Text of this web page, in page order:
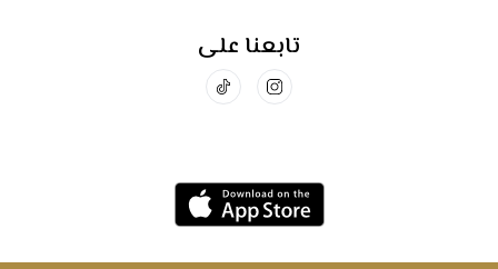
تابعنا على